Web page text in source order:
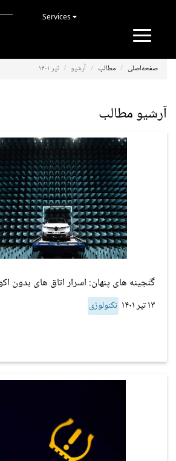
Toggle
صفحه‌اصلی مطالب آرشیو تیر ۱۴۰۱
آرشیو مطالب
گنجینه های پنهان: اسرار اتاق های بدون
۱۳ تیر ۱۴۰۱ تکنولوژی